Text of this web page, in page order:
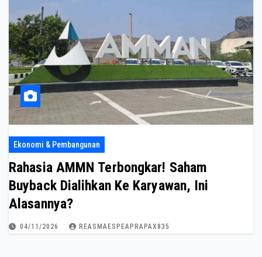
Ekonomi & Pembangunan
Rahasia AMMN Terbongkar! Saham
Buyback Dialihkan Ke Karyawan, Ini
Alasannya?
04/11/2026 REASMAESPEAPRAPAX835